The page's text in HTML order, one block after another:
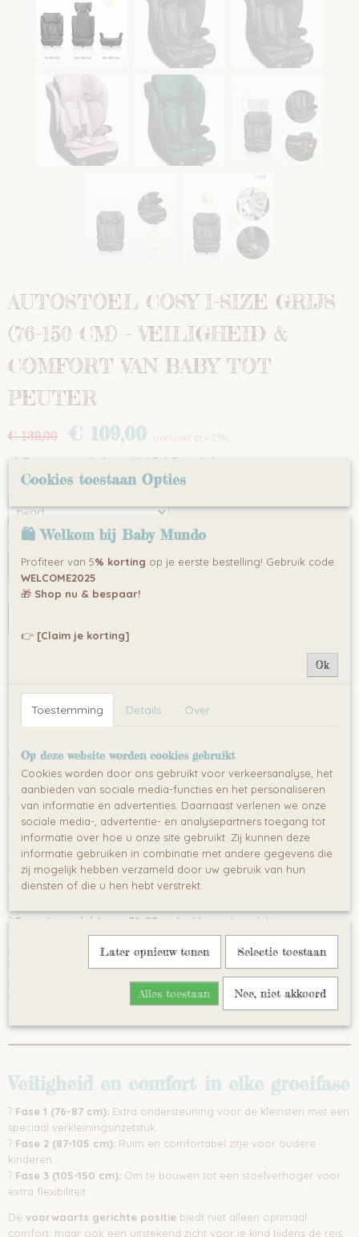
AUTOSTOEL COSY I-SIZE GRIJS
(76-150 CM) – VEILIGHEID &
COMFORT VAN BABY TOT
PEUTER
€ 139,00 € 109,00 (inclusief btw 21%)
✓ Op voorraad - Levertijd 3 á 5 werkdagen
kleur
Aantal
is dé ideale keuze voor ouders die op
Ontworpen volgens destrengste i-Size veiligheidsnormen (ECE
van eenbabyzitjenaar eenkleuterstoelen uiteindelijk een
stoelverhoger, waardoor hij jarenlang meegaat.
Waarom kiezen voor de Cosy i-Size
autostoel?
? 3-in-1 ontwerp– Geschikt voor kinderen van76-150 cm
?
i-Size gecertificeerd (ECE R129/03)– Voldoet aan de nieuwste
? 5-puntsgordel (voor 76-87 cm)
– Maximale stabiliteit en
?
13-traps verstelbare hoofdsteun– Groeit mee met je kind
?
Comfortabel en ergonomisch ontwerp – Inclusief
verkleiningsinzet voor baby's
?
– Past in de meeste auto’s dankzij
Veiligheid en comfort in elke groeifase
? Fase 1 (76-87 cm): Extra ondersteuning voor de kleinsten met een
speciaal verkleiningsinzetstuk.
? Fase 2 (87-105 cm): Ruim en comfortabel zitje voor oudere
kinderen.
? Fase 3 (105-150 cm): Om te bouwen tot een stoelverhoger voor
extra flexibiliteit.
De voorwaarts gerichte positie biedt niet alleen optimaal
comfort, maar ook een uitstekend zicht voor je kind tijdens de reis.
Cookies toestaan Opties
🛍 Welkom bij Baby Mundo
Profiteer van 5% korting op je eerste bestelling! Gebruik code:
WELCOME2025
🎁 Shop nu & bespaar!
👉 [Claim je korting]
Ok
Toestemming Details Over
Op deze website worden cookies gebruikt
Cookies worden door ons gebruikt voor verkeersanalyse, het
aanbieden van sociale media-functies en het personaliseren
van informatie en advertenties. Daarnaast verlenen we onze
sociale media-, advertentie- en analysepartners toegang tot
informatie over hoe u onze site gebruikt. Zij kunnen deze
informatie gebruiken in combinatie met andere gegevens die
zij mogelijk hebben verzameld door uw gebruik van hun
diensten of die u hen hebt verstrekt.
Later opnieuw tonen Selectie toestaan
Alles toestaan Nee, niet akkoord